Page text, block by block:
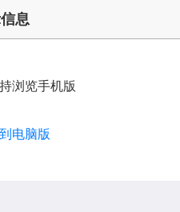
息
浏览手机版
电脑版